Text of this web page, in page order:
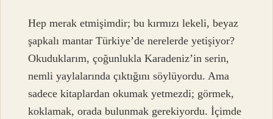
Hep merak etmişimdir; bu kırmızı lekeli, beyaz
şapkalı mantar Türkiye’de nerelerde yetişiyor?
Okuduklarım, çoğunlukla Karadeniz’in serin,
nemli yaylalarında çıktığını söylüyordu. Ama
sadece kitaplardan okumak yetmezdi; görmek,
koklamak, orada bulunmak gerekiyordu. İçimde